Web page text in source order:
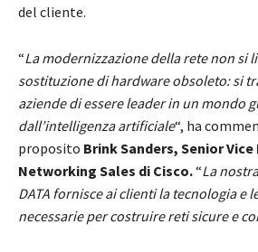
del cliente.
“La modernizzazione della rete non si
sostituzione di hardware obsoleto: si
aziende di essere leader in un mondo
dall’intelligenza artificiale“, ha
proposito Brink Sanders, Senior
Networking Sales di Cisco.“La
DATA fornisce ai clienti la tecnologia e
necessarie per costruire reti sicure e